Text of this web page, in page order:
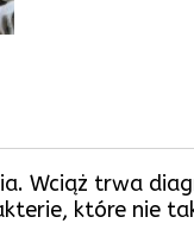
Wciąż trwa
które nie